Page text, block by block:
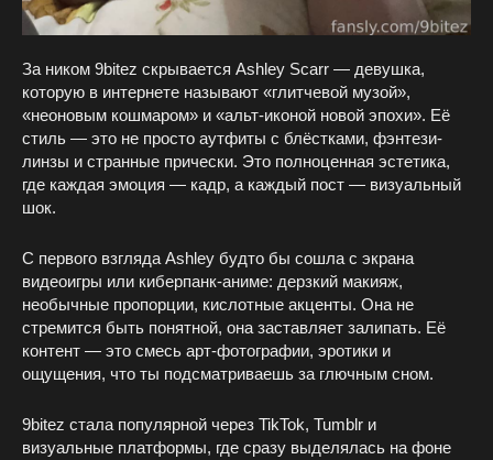
За ником 9bitez скрывается Ashley Scarr — девушка,
которую в интернете называют «глитчевой музой»,
«неоновым кошмаром» и «альт-иконой новой эпохи». Её
стиль — это не просто аутфиты с блёстками, фэнтези-
линзы и странные прически. Это полноценная эстетика,
где каждая эмоция — кадр, а каждый пост — визуальный
шок.
С первого взгляда Ashley будто бы сошла с экрана
видеоигры или киберпанк-аниме: дерзкий макияж,
необычные пропорции, кислотные акценты. Она не
стремится быть понятной, она заставляет залипать. Её
контент — это смесь арт-фотографии, эротики и
ощущения, что ты подсматриваешь за глючным сном.
9bitez стала популярной через TikTok, Tumblr и
визуальные платформы, где сразу выделялась на фоне